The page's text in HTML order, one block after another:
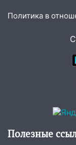
второй
быть
принесет
23:20
Политика в
Полезные